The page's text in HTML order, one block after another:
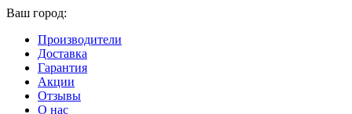
Ваш город:
Производители
Доставка
Гарантия
Акции
Отзывы
О нас